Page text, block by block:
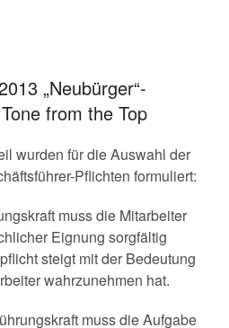
„Neubürger“-
from the Top
wurden für die Auswahl der
Pflichten formuliert:
muss die Mitarbeiter
Eignung sorgfältig
steigt mit der Bedeutung
wahrzunehmen hat.
muss die Aufgabe